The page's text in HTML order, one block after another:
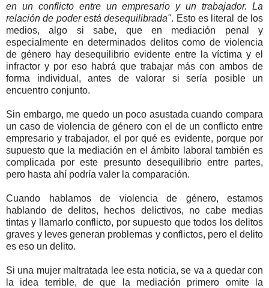
en un conflicto entre un empresario y un trabajador. La
relación de poder está desequilibrada". Esto es literal de los
medios, algo si sabe, que en mediación penal y
especialmente en determinados delitos como de violencia
de género hay desequilibrio evidente entre la víctima y el
infractor y por eso habrá que trabajar más con ambos de
forma individual, antes de valorar si sería posible un
encuentro conjunto.
Sin embargo, me quedo un poco asustada cuando compara
un caso de violencia de género con el de un conflicto entre
empresario y trabajador, el por qué es evidente, porque por
supuesto que la mediación en el ámbito laboral también es
complicada por este presunto desequilibrio entre partes,
pero hasta ahí podría valer la comparación.
Cuando hablamos de violencia de género, estamos
hablando de delitos, hechos delictivos, no cabe medias
tintas y llamarlo conflicto, por supuesto que todos los delitos
graves y leves generan problemas y conflictos, pero el delito
es eso un delito.
Si una mujer maltratada lee esta noticia, se va a quedar con
la idea terrible, de que la mediación primero omite la